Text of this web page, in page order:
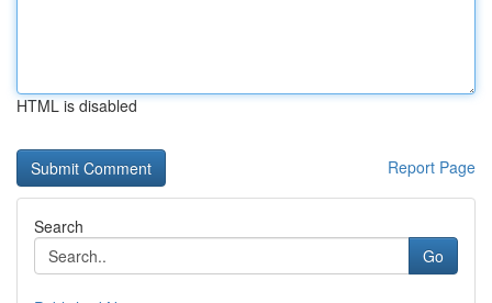
HTML is disabled
Report Page
Search
Go